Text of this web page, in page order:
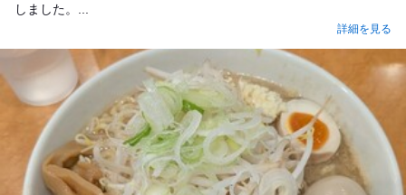
しました。...
詳細を見る